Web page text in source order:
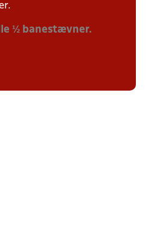
½ banestævner.